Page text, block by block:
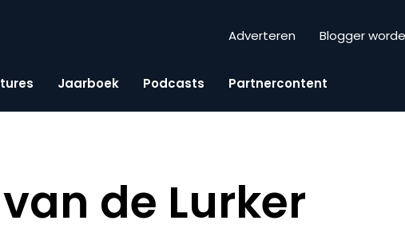
Adverteren Blogger
Jaarboek Podcasts Partnercontent
de Lurker